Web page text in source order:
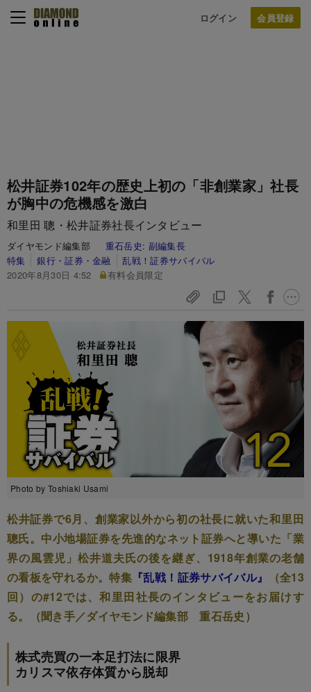
ログイン
松井証券102年の歴史上初の「非創業家」社長
が胸中の危機感を激白
和里田 聰・松井証券社長インタビュー
ダイヤモンド編集部 重石岳史: 副編集長
特集
銀行・証券・金融
乱戦！証券サバイバル
2020年8月30日 4:52
有料会員限定
Photo by Toshiaki Usami
松井証券で6月、創業家以外から初の社長に就いた和里田
聰氏。中小地場証券を先進的なネット証券へと導いた「業
界の風雲児」松井道夫氏の後を継ぎ、1918年創業の老舗
の看板を守れるか。特集 『乱戦！証券サバイバル』
（全13
回）の#12では、和里田社長のインタビューをお届けす
る。（聞き手／ダイヤモンド編集部 重石岳史）
株式売買の一本足打法に限界
カリスマ依存体質から脱却